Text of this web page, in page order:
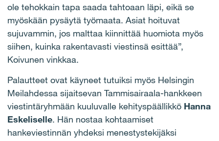
ole tehokkain tapa saada tahtoaan läpi, eikä se
myöskään pysäytä työmaata. Asiat hoituvat
sujuvammin, jos malttaa kiinnittää huomiota myös
siihen, kuinka rakentavasti viestinsä esittää”,
Koivunen vinkkaa.
Palautteet ovat käyneet tutuiksi myös Helsingin
Meilahdessa sijaitsevan Tammisairaala-hankkeen
viestintäryhmään kuuluvalle kehityspäällikkö Hanna
Eskeliselle. Hän nostaa kohtaamiset
hankeviestinnän yhdeksi menestystekijäksi